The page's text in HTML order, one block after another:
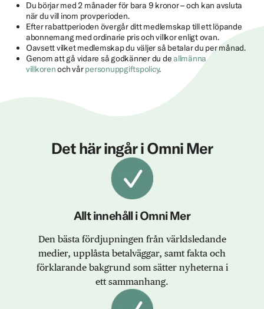
Du börjar med 2 månader för bara 9 kronor – och kan avsluta
när du vill inom provperioden.
Efter rabattperioden övergår ditt medlemskap till ett löpande
abonnemang med ordinarie pris och villkor enligt ovan.
Oavsett vilket medlemskap du väljer så betalar du per månad.
Genom att gå vidare så godkänner du deallmänna
villkorenoch vårpersonuppgiftspolicy.
Det här ingår i Omni Mer
Allt innehåll i Omni Mer
Den bästa fördjupningen från världsledande
medier, upplåsta betalväggar, samt fakta och
förklarande bakgrund som sätter nyheterna i
ett sammanhang.